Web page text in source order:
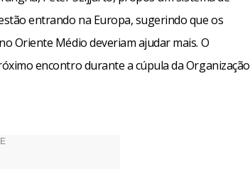
entrando na Europa, sugerindo que os
Oriente Médio deveriam ajudar mais. O
encontro durante a cúpula da Organização